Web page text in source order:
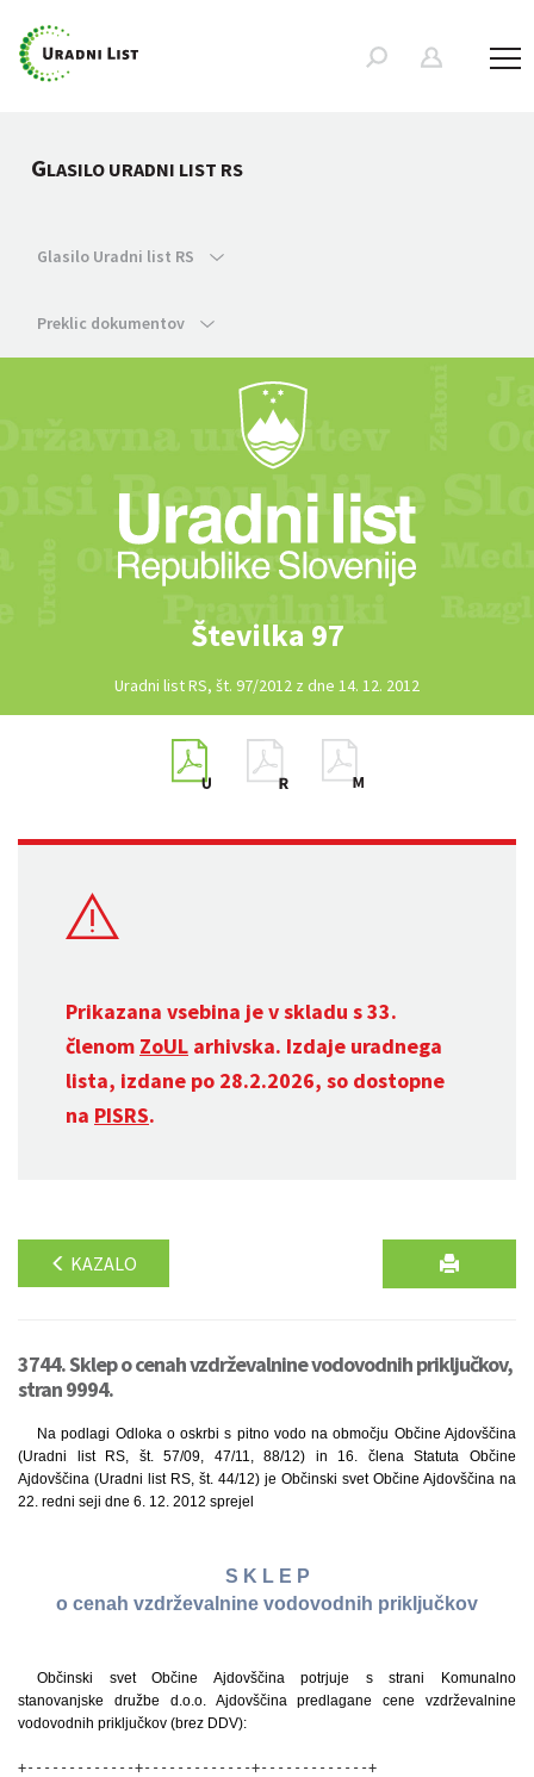
GLASILO URADNI LIST RS
Glasilo Uradni list RS
Preklic dokumentov
Številka 97
Uradni list RS, št. 97/2012 z dne 14. 12. 2012
Prikazana vsebina je v skladu s 33.
členom ZoUL arhivska. Izdaje uradnega
lista, izdane po 28.2.2026, so dostopne
na PISRS.
KAZALO
3744. Sklep o cenah vzdrževalnine vodovodnih priključkov,
stran 9994.
Na podlagi Odloka o oskrbi s pitno vodo na območju Občine Ajdovščina
(Uradni list RS, št. 57/09, 47/11, 88/12) in 16. člena Statuta Občine
Ajdovščina (Uradni list RS, št. 44/12) je Občinski svet Občine Ajdovščina na
22. redni seji dne 6. 12. 2012 sprejel
S K L E P
o cenah vzdrževalnine vodovodnih priključkov
Občinski svet Občine Ajdovščina potrjuje s strani Komunalno
stanovanjske družbe d.o.o. Ajdovščina predlagane cene vzdrževalnine
vodovodnih priključkov (brez DDV):
+-------------+-------------+-------------+